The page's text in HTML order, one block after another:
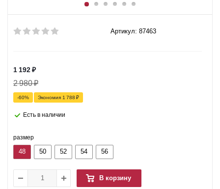
Артикул: 87463
1 192₽
2 980₽
-60% Экономия 1 788 ₽
Есть в наличии
размер
48 50 52 54 56
В корзину